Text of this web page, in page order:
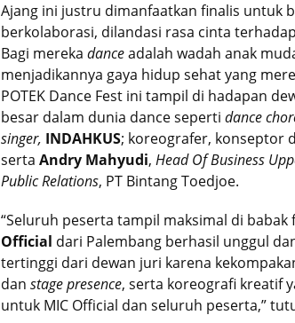
Ajang ini justru dimanfaatkan finalis untuk
berkolaborasi, dilandasi rasa cinta
Bagi mereka danceadalah wadah anak
menjadikannya gaya hidup sehat yang
POTEK Dance Fest ini tampil di hadapan
besar dalam dunia dance seperti dance
singer, INDAHKUS; koreografer, konseptor
serta Andry Mahyudi, Head Of Business
Public Relations, PT Bintang Toedjoe.
“Seluruh peserta tampil maksimal di
Official dari Palembang berhasil unggul
tertinggi dari dewan juri karena
dan stage presence, serta koreografi kreatif
untuk MIC Official dan seluruh peserta,”